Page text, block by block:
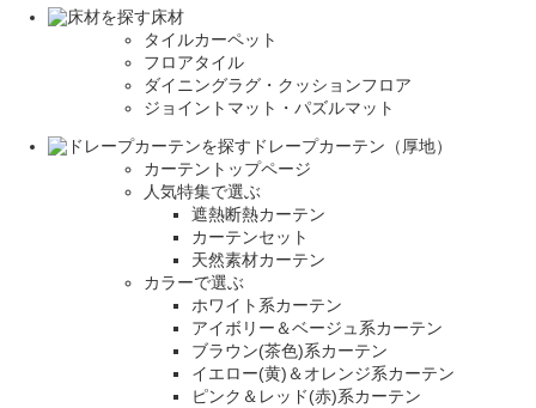
床材
タイルカーペット
フロアタイル
ダイニングラグ・クッションフロア
ジョイントマット・パズルマット
ドレープカーテン（厚地）
カーテントップページ
人気特集で選ぶ
遮熱断熱カーテン
カーテンセット
天然素材カーテン
カラーで選ぶ
ホワイト系カーテン
アイボリー＆ベージュ系カーテン
ブラウン(茶色)系カーテン
イエロー(黄)＆オレンジ系カーテン
ピンク＆レッド(赤)系カーテン